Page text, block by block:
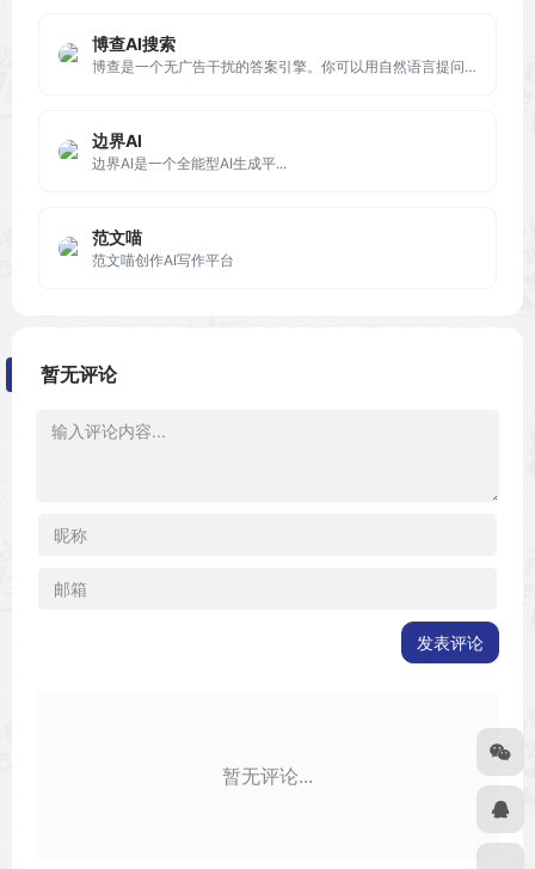
博查AI搜索
博查是一个无广告干扰的答案引擎。你可以用自然语言提问，它会理解问题、细分检索并生成准确的答案。
边界AI
边界AI是一个全能型AI生成平...
范文喵
范文喵创作AI写作平台
暂无评论
发表评论
暂无评论...